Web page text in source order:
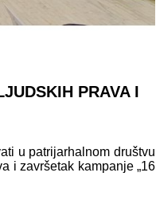
PRAVA I
u patrijarhalnom društvu
i završetak kampanje „16